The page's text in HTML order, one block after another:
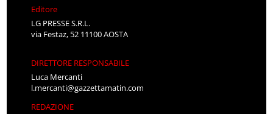
Editore
LG PRESSE S.R.L.
via Festaz, 52 11100 AOSTA
DIRETTORE RESPONSABILE
Luca Mercanti
l.mercanti@gazzettamatin.com
REDAZIONE